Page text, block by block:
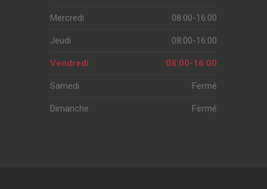
Mercredi 08:00-16:00
Jeudi 08:00-16:00
Vendredi 08:00-16:00
Samedi Fermé
Dimanche Fermé